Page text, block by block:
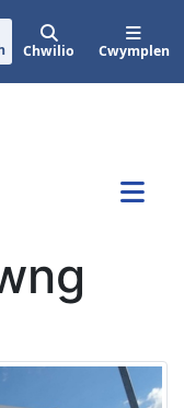
Chwilio Cwymplen